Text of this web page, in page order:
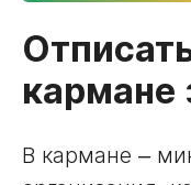
кармане
В кармане –